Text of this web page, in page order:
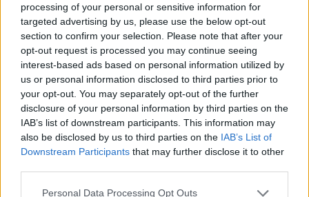
processing of your personal or sensitive information for
targeted advertising by us, please use the below opt-out
section to confirm your selection. Please note that after your
opt-out request is processed you may continue seeing
interest-based ads based on personal information utilized by
us or personal information disclosed to third parties prior to
your opt-out. You may separately opt-out of the further
disclosure of your personal information by third parties on the
IAB’s list of downstream participants. This information may
also be disclosed by us to third parties on the IAB’s List of
Downstream Participants that may further disclose it to other
Personal Data Processing Opt Outs